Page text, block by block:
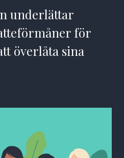
underlättar
för
överlåta sina